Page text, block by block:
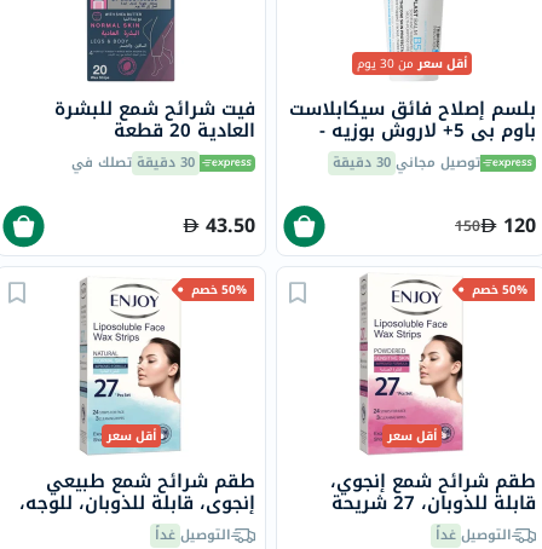
أقل سعرمن 30 يوم
بلسم إصلاح فائق سيكابلاست
باوم بي 5+ لاروش بوزيه -
100 مل توصيل مجاني30 دقيقة
120
150
فيت شرائح شمع للبشرة
العادية 20 قطعة
30 دقيقة تصلك في
43.50
50% خصم
أقل سعر
طقم شرائح شمع إنجوي،
قابلة للذوبان، 27 شريحة
التوصيلغداً
50% خصم
أقل سعر
طقم شرائح شمع طبيعي
إنجوي، قابلة للذوبان، للوجه،
27 شريحةالتوصيلغداً